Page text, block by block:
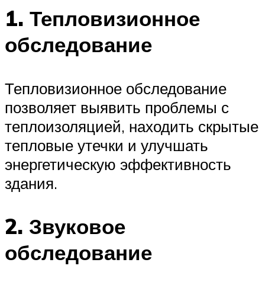
1. Тепловизионное
обследование
Тепловизионное обследование
позволяет выявить проблемы с
теплоизоляцией, находить скрытые
тепловые утечки и улучшать
энергетическую эффективность
здания.
2. Звуковое
обследование